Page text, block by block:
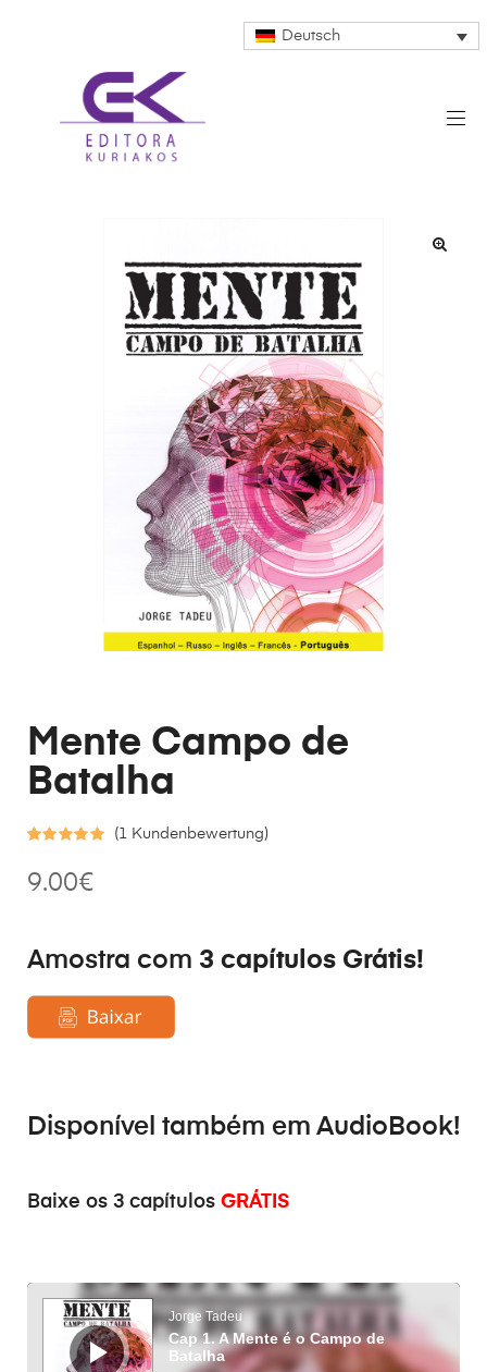
Deutsch
Mente Campo de
Batalha
mit5.00
basierend
Kundenbew
ertung
(1 Kundenbewertung)
9.00€
Amostra com 3 capítulos Grátis!
Disponível também em AudioBook!
Baixe os 3 capítulos GRÁTIS
Audio-
Player
Jorge Tadeu
Cap 1. A Mente é o Campo de
Batalha